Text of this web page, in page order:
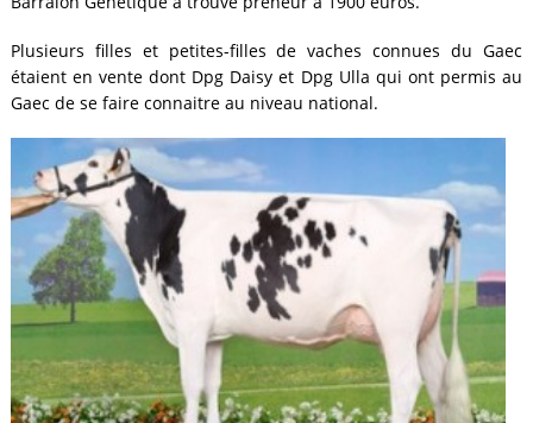
Plusieurs filles et petites-filles de vaches connues du Gaec
étaient en vente dont Dpg Daisy et Dpg Ulla qui ont permis au
Gaec de se faire connaitre au niveau national.